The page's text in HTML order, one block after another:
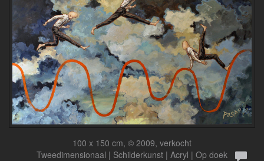
100 x 150 cm, © 2009, verkocht
Tweedimensionaal | Schilderkunst | Acryl | Op doek